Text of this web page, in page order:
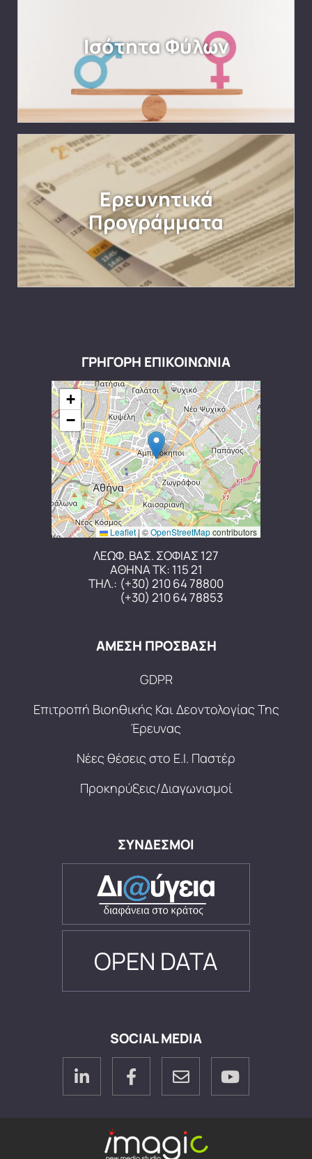
Ισότητα Φύλων
Ερευνητικά
Προγράμματα
ΓΡΗΓΟΡΗ ΕΠΙΚΟΙΝΩΝΙΑ
+
−
Leaflet|©OpenStreetMapcontributors
ΛΕΩΦ. ΒΑΣ. ΣΟΦΙΑΣ 127
ΑΘΗΝΑ ΤΚ: 115 21
ΤΗΛ.: (+30) 210 64 78800
(+30) 210 64 78853
ΑΜΕΣΗ ΠΡΟΣΒΑΣΗ
GDPR
Επιτροπή Βιοηθικής Και Δεοντολογίας Της
Έρευνας
Νέες θέσεις στο Ε.Ι. Παστέρ
Προκηρύξεις/Διαγωνισμοί
ΣΥΝΔΕΣΜΟΙ
OPEN DATA
SOCIAL MEDIA